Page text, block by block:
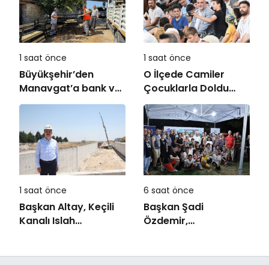
1 saat önce
Büyükşehir’den
Manavgat’a bank ve
piknik masası desteği
1 saat önce
O İlçede Camiler
Çocuklarla Doldu
Taştı
1 saat önce
Başkan Altay, Keçili
Kanalı Islah
6 saat önce
Başkan Şadi
Özdemir,